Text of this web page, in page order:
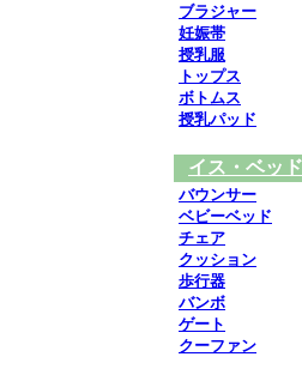
ブラジャー
妊娠帯
授乳服
トップス
ボトムス
授乳パッド
イス・ベッ
バウンサー
ベビーベッド
チェア
クッション
歩行器
バンボ
ゲート
クーファン